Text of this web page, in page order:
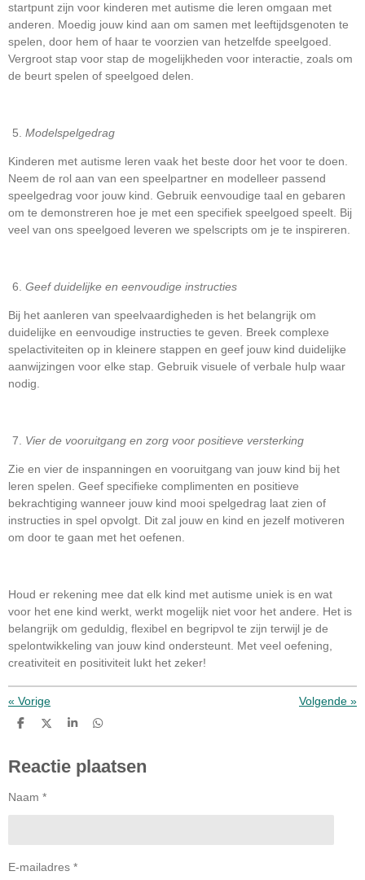
startpunt zijn voor kinderen met autisme die leren omgaan met
anderen. Moedig jouw kind aan om samen met leeftijdsgenoten te
spelen, door hem of haar te voorzien van hetzelfde speelgoed.
Vergroot stap voor stap de mogelijkheden voor interactie, zoals om
de beurt spelen of speelgoed delen.
Modelspelgedrag
Kinderen met autisme leren vaak het beste door het voor te doen.
Neem de rol aan van een speelpartner en modelleer passend
speelgedrag voor jouw kind. Gebruik eenvoudige taal en gebaren
om te demonstreren hoe je met een specifiek speelgoed speelt. Bij
veel van ons speelgoed leveren we spelscripts om je te inspireren.
Geef duidelijke en eenvoudige instructies
Bij het aanleren van speelvaardigheden is het belangrijk om
duidelijke en eenvoudige instructies te geven. Breek complexe
spelactiviteiten op in kleinere stappen en geef jouw kind duidelijke
aanwijzingen voor elke stap. Gebruik visuele of verbale hulp waar
nodig.
Vier de vooruitgang en zorg voor positieve versterking
Zie en vier de inspanningen en vooruitgang van jouw kind bij het
leren spelen. Geef specifieke complimenten en positieve
bekrachtiging wanneer jouw kind mooi spelgedrag laat zien of
instructies in spel opvolgt. Dit zal jouw en kind en jezelf motiveren
om door te gaan met het oefenen.
Houd er rekening mee dat elk kind met autisme uniek is en wat
voor het ene kind werkt, werkt mogelijk niet voor het andere. Het is
belangrijk om geduldig, flexibel en begripvol te zijn terwijl je de
spelontwikkeling van jouw kind ondersteunt. Met veel oefening,
creativiteit en positiviteit lukt het zeker!
« Vorige Volgende »
D
e
n
D
l
S
D
e
n
Reactie plaatsen
Naam *
E-mailadres *